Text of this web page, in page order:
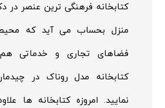
کتابخانه فرهنگی ترین عنصر در
منزل بحساب می آید که
فضاهای تجاری و خدماتی هم
کتابخانه مدل روناک در
نمایید. امروزه کتابخانه ها